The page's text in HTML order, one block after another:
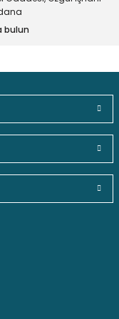
bulun